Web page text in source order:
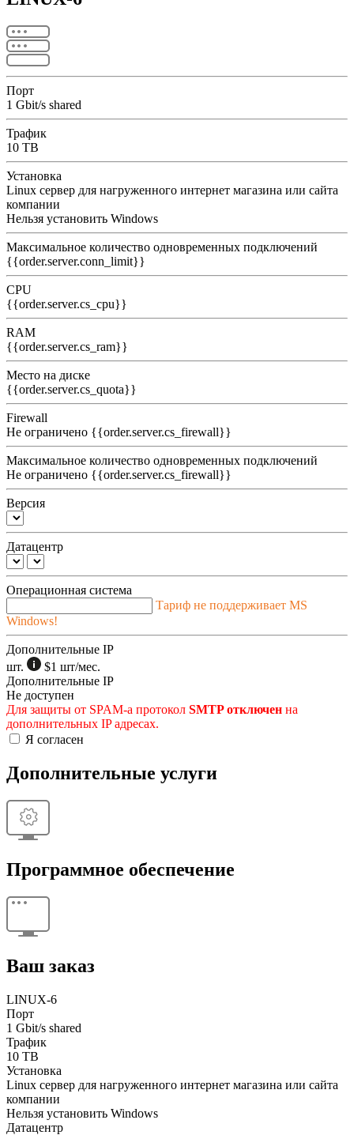
Порт
1 Gbit/s shared
Трафик
10 TB
Установка
Linux сервер для нагруженного интернет магазина или сайта
компании
Нельзя установить Windows
Максимальное количество одновременных подключений
{{order.server.conn_limit}}
CPU
{{order.server.cs_cpu}}
RAM
{{order.server.cs_ram}}
Место на диске
{{order.server.cs_quota}}
Firewall
Не ограничено {{order.server.cs_firewall}}
Максимальное количество одновременных подключений
Не ограничено {{order.server.cs_firewall}}
Версия
Датацентр
Операционная система
Тариф не поддерживает MS
Windows!
Дополнительные IP
шт.
$1 шт/мес.
Дополнительные IP
Не доступен
Для защиты от SPAM-а протокол SMTP отключен на
дополнительных IP адресах.
Я согласен
Дополнительные услуги
Программное обеспечение
Ваш заказ
LINUX-6
Порт
1 Gbit/s shared
Трафик
10 TB
Установка
Linux сервер для нагруженного интернет магазина или сайта
компании
Нельзя установить Windows
Датацентр